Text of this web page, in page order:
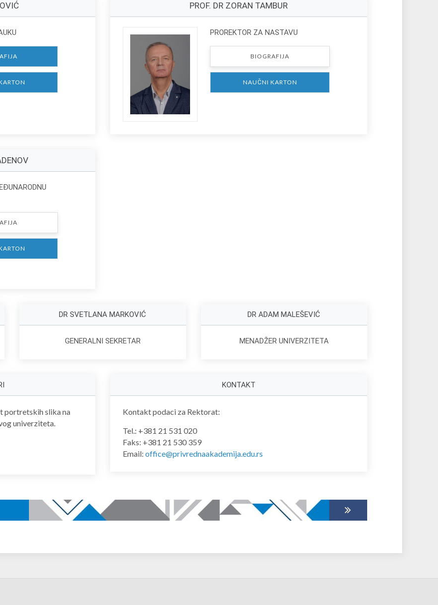
PROF. DR ZORAN TAMBUR
PROREKTOR ZA NASTAVU
BIOGRAFIJA
NAUČNI KARTON
DR SVETLANA MARKOVIĆ
GENERALNI SEKRETAR
DR ADAM MALEŠEVIĆ
MENADŽER UNIVERZITETA
portretskih slika na
univerziteta.
KONTAKT
Kontakt podaci za Rektorat:
Tel.: +381 21 531 020
Faks: +381 21 530 359
Email: office@privrednaakademija.edu.rs